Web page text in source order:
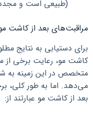
(طبیعی است و
مراقبت‌های بعد از کاشت
برای دستیابی به نتایج
کاشت مو، رعایت برخی
متخصص در این زمینه به
می‌دهد. اما به طور کلی،
بعد از کاشت مو عبارتند از: